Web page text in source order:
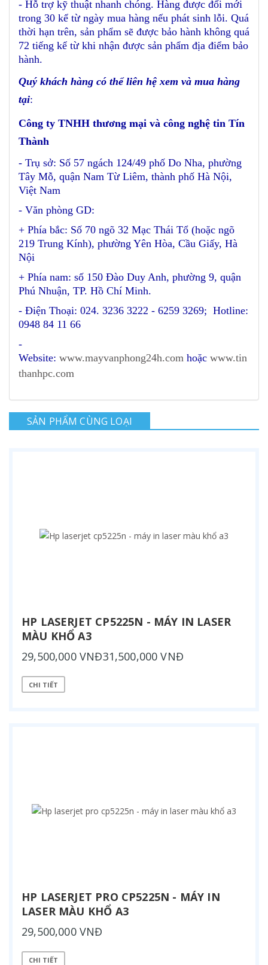
- Hỗ trợ kỹ thuật nhanh chóng. Hàng được đổi mới
trong 30 kể từ ngày mua hàng nếu phát sinh lỗi. Quá
thời hạn trên, sản phẩm sẽ được bảo hành không quá
72 tiếng kể từ khi nhận được sản phẩm địa điểm bảo
hành.
Quý khách hàng có thể liên hệ xem và mua hàng
tại:
Công ty TNHH thương mại và công nghệ tin Tín
Thành
- Trụ sở: Số 57 ngách 124/49 phố Do Nha, phường
Tây Mỗ, quận Nam Từ Liêm, thành phố Hà Nội,
Việt Nam
- Văn phòng GD:
+ Phía bắc: Số 70 ngõ 32 Mạc Thái Tổ (hoặc ngõ
219 Trung Kính), phường Yên Hòa, Cầu Giấy, Hà
Nội
+ Phía nam: số 150 Đào Duy Anh, phường 9, quận
Phú Nhuận, TP. Hồ Chí Minh.
- Điện Thoại: 024. 3236 3222 - 6259 3269; Hotline:
0948 84 11 66
-
Website: www.mayvanphong24h.com hoặc www.tin
thanhpc.com
SẢN PHẨM CÙNG LOẠI
HP LASERJET CP5225N - MÁY IN LASER
MÀU KHỔ A3
29,500,000 VNĐ31,500,000 VNĐ
CHI TIẾT
HP LASERJET PRO CP5225N - MÁY IN
LASER MÀU KHỔ A3
29,500,000 VNĐ
CHI TIẾT